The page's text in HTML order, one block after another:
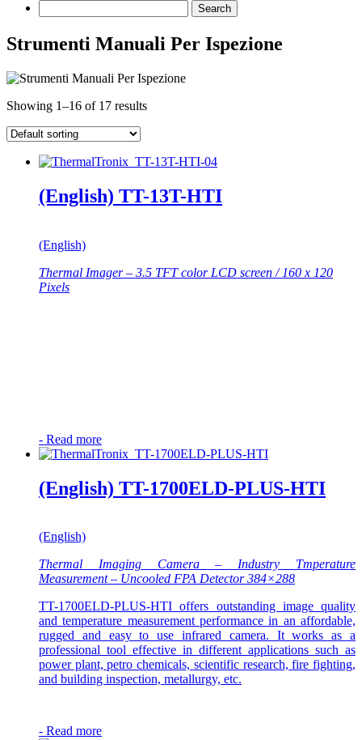
Strumenti Manuali Per Ispezione
Showing 1–16 of 17 results
(English) TT-13T-HTI
(English)
Thermal Imager – 3.5 TFT color LCD screen / 160 x 120
Pixels
- Read more
(English) TT-1700ELD-PLUS-HTI
(English)
Thermal Imaging Camera – Industry Tmperature
Measurement – Uncooled FPA Detector 384×288
TT-1700ELD-PLUS-HTI offers outstanding image quality
and temperature measurement performance in an affordable,
rugged and easy to use infrared camera. It works as a
professional tool effective in different applications such as
power plant, petro chemicals, scientific research, fire fighting,
and building inspection, metallurgy, etc.
- Read more